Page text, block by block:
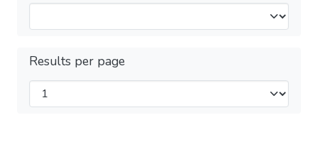
Results per page